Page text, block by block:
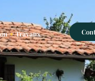
Travaux